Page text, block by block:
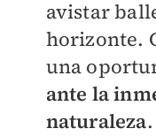
avistar
horizonte.
una
ante la
naturaleza.